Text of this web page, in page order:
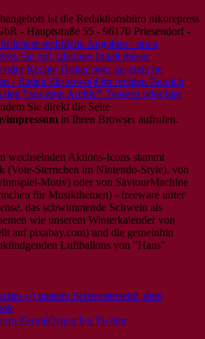
ist die Redaktionsbüro nikorepress
- Hauptstraße 55 - 96170 Priesendorf -
rechtliche Angaben - etwa
Sie ggf. glauben Inhalt dieser
Rechte Dritter oder gesetzliche
- finden Sie sowohl im rechten Bereich
den "aus dem Archiv"-Teasern oder hier
Sie direkt die Seite
impressum in Ihren Browser aufrufen.
wechselnden Aktions-Icons stammt
(Vote-Sternchen im Nintendo-Style), von
Motiv) oder von SaviourMachine
für Musikthemen) - freeware unter
das schwimmende Schwein als
wie unserem Winterkalender von
auf pixabay.com) und die gemeinhin
Luftballons von "Hans"
;-) unserer Schwesterseite, dem
ZenralOrgan bei Twitter